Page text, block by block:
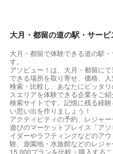
大月・都留の道の駅・サービ
大月・都留で体験できる道の駅
す。
アソビュー！は、大月・都留に
できる場所を取り寄せ、価格、
検索・比較し、あなたにピッタ
スエリアを体験できる企業をご
検索サイトです。記憶に残る経
い思い出を作りましょう！
アクティビティの予約、レジャ
遊びのマーケットプレイス「ア
イダーやラフティングなどのア
験、遊園地・水族館などのレジ
15,000プランを比較・購入するこ